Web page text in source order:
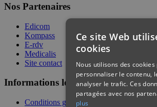
Nos Partenaires
Edicom
Kompass
E-rdv
Medicalis
Site contact
Informations légales
Conditions générales de services
Ce site Web
cookies
Nous utilisons des cookies
personnaliser le contenu,
analyser le trafic. Ces
partagées avec nos
plus